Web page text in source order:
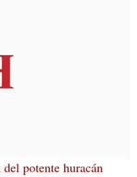
potente huracán